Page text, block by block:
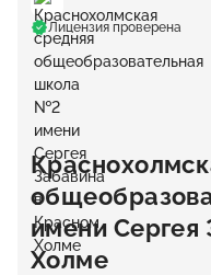
Лицензия проверена
имени Сергея
Холме